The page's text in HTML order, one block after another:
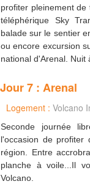
profiter pleinement
téléphérique Sky
balade sur le sentier
ou encore excursion
national d'Arenal. Nuit
Jour 7 : Arenal
Logement : Volcano
Seconde journée
l'occasion de profiter
région. Entre
planche à voile...Il
Volcano.